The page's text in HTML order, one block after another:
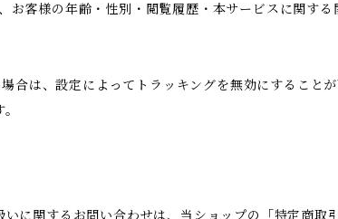
様の年齢・性別・閲覧履歴・本サービスに関する
合は、設定によってトラッキングを無効にするこ
に関するお問い合わせは、当ショップの「特定商取